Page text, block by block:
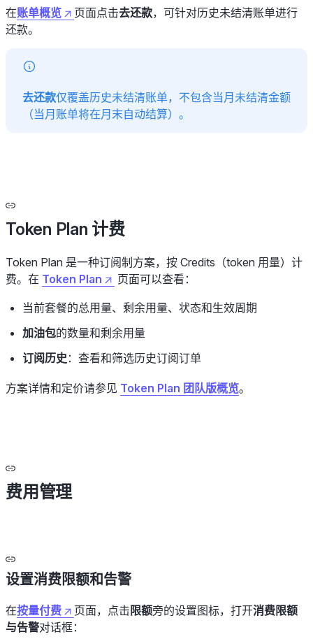
在账单概览 页面点击去还款，可针对历史未结清账单进行
还款。
去还款仅覆盖历史未结清账单，不包含当月未结清金额
（当月账单将在月末自动结算）。
Token Plan 计费
Token Plan 是一种订阅制方案，按 Credits（token 用量）计
费。在 Token Plan 页面可以查看：
当前套餐的总用量、剩余用量、状态和生效周期
加油包的数量和剩余用量
订阅历史 ：查看和筛选历史订阅订单
方案详情和定价请参见 Token Plan 团队版概览。
费用管理
设置消费限额和告警
在按量付费 页面，点击 限额旁的设置图标，打开消费限额
与告警对话框：